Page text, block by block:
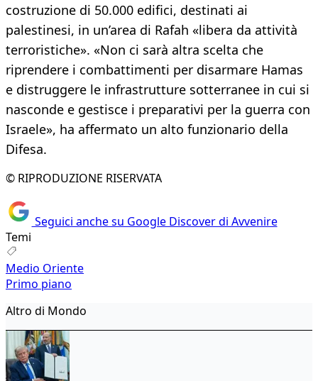
costruzione di 50.000 edifici, destinati ai
palestinesi, in un’area di Rafah «libera da attività
terroristiche». «Non ci sarà altra scelta che
riprendere i combattimenti per disarmare Hamas
e distruggere le infrastrutture sotterranee in cui si
nasconde e gestisce i preparativi per la guerra con
Israele», ha affermato un alto funzionario della
Difesa.
© RIPRODUZIONE RISERVATA
Seguici anche su Google Discover di Avvenire
Temi
Medio Oriente
Primo piano
Altro di Mondo